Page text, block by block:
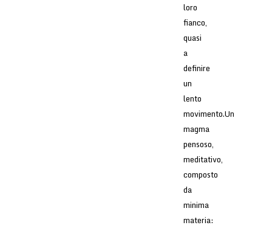
loro
fianco,
quasi
a
definire
un
lento
movimento.Un
magma
pensoso,
meditativo,
composto
da
minima
materia: